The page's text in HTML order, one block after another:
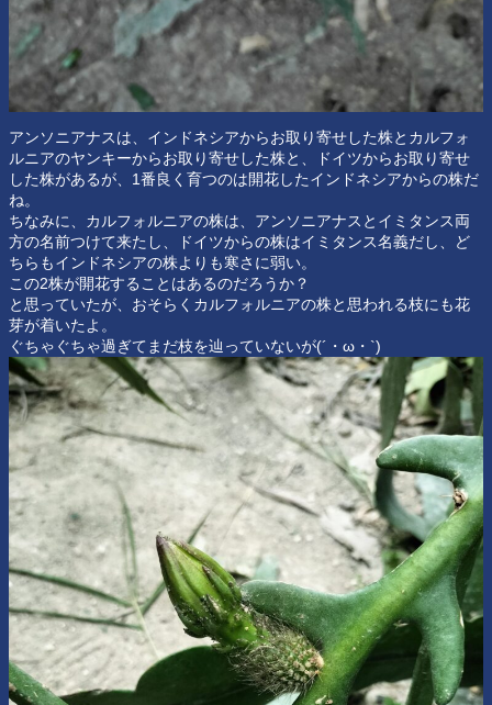
アンソニアナスは、インドネシアからお取り寄せした株とカルフォ
ルニアのヤンキーからお取り寄せした株と、ドイツからお取り寄せ
した株があるが、1番良く育つのは開花したインドネシアからの株だ
ね。
ちなみに、カルフォルニアの株は、アンソニアナスとイミタンス両
方の名前つけて来たし、ドイツからの株はイミタンス名義だし、ど
ちらもインドネシアの株よりも寒さに弱い。
この2株が開花することはあるのだろうか？
と思っていたが、おそらくカルフォルニアの株と思われる枝にも花
芽が着いたよ。
ぐちゃぐちゃ過ぎてまだ枝を辿っていないが(´・ω・`)